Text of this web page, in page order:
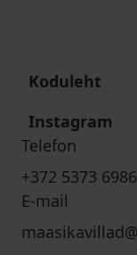
Koduleht
Instagram
Telefon
+372 5373 6986
E-mail